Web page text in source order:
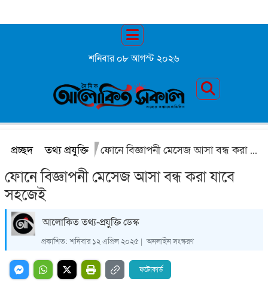
শনিবার ০৮ আগস্ট ২০২৬
প্রচ্ছদ তথ্য প্রযুক্তি ফোনে বিজ্ঞাপনী মেসেজ আসা বন্ধ করা যাবে সহজেই
ফোনে বিজ্ঞাপনী মেসেজ আসা বন্ধ করা যাবে
সহজেই
আলোকিত তথ্য-প্রযুক্তি ডেস্ক
প্রকাশিত: শনিবার ১২ এপ্রিল ২০২৫ | অনলাইন সংস্করণ
ফটোকার্ড